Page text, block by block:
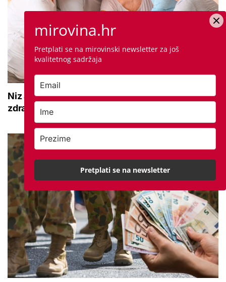
Niz aktivnosti za umirovljenike: 'Mogu jačati
zdravlje, pokretljivost i kvalitetu života'
mirovina.hr
Pretplati se na mirovinski newsletter za još
kvalitetnog sadržaja
Pretplati se na newsletter